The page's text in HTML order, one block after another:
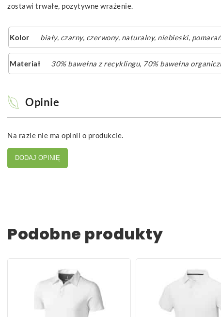
zostawi trwałe, pozytywne wrażenie.
Kolor biały, czarny, czerwony, naturalny, niebieski,
Materiał 30% bawełna z recyklingu, 70% bawełna
Opinie
Na razie nie ma opinii o produkcie.
DODAJ OPINIĘ
Podobne produkty